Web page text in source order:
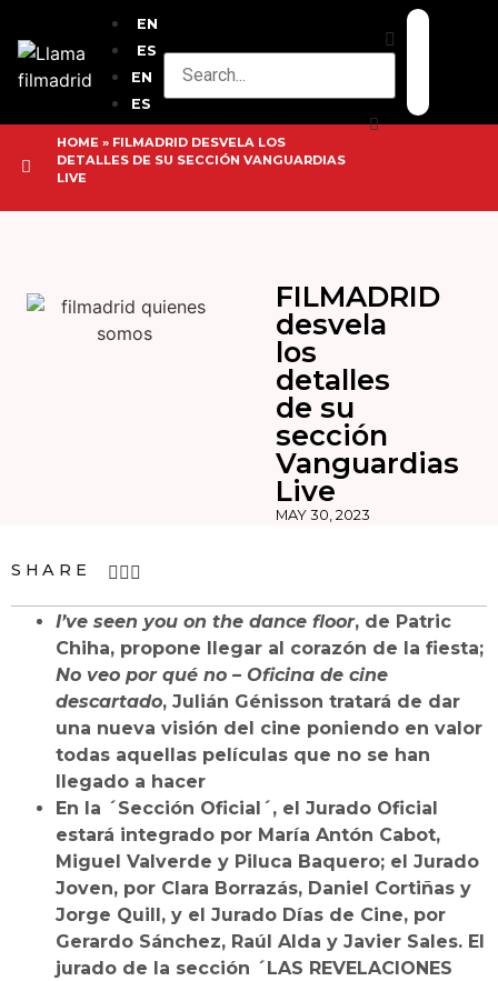
EN
ES
EN
ES
HOME » FILMADRID DESVELA LOS
DETALLES DE SU SECCIÓN VANGUARDIAS
LIVE
FILMADRID
desvela
los
detalles
de su
sección
Vanguardias
Live
MAY 30, 2023
SHARE
I’ve seen you on the dance floor, de Patric
Chiha, propone llegar al corazón de la fiesta;
No veo por qué no – Oficina de cine
descartado, Julián Génisson tratará de dar
una nueva visión del cine poniendo en valor
todas aquellas películas que no se han
llegado a hacer
En la ´Sección Oficial´, el Jurado Oficial
estará integrado por María Antón Cabot,
Miguel Valverde y Piluca Baquero; el Jurado
Joven, por Clara Borrazás, Daniel Cortiñas y
Jorge Quill, y el Jurado Días de Cine, por
Gerardo Sánchez, Raúl Alda y Javier Sales. El
jurado de la sección ´LAS REVELACIONES